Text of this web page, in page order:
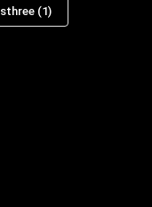
sthree (1)